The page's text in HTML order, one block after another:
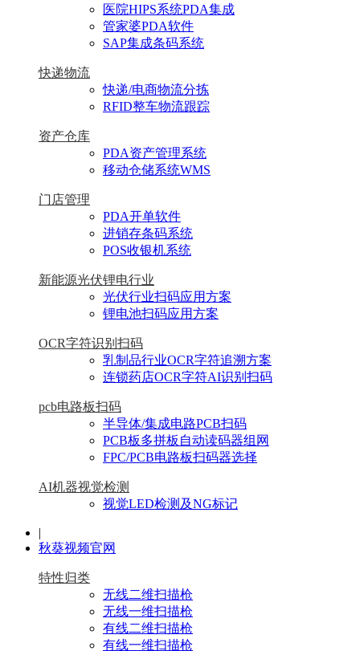
医院HIPS系统PDA集成
管家婆PDA软件
SAP集成条码系统
快递物流
快递/电商物流分拣
RFID整车物流跟踪
资产仓库
PDA资产管理系统
移动仓储系统WMS
门店管理
PDA开单软件
进销存条码系统
POS收银机系统
新能源光伏锂电行业
光伏行业扫码应用方案
锂电池扫码应用方案
OCR字符识别扫码
乳制品行业OCR字符追溯方案
连锁药店OCR字符AI识别扫码
pcb电路板扫码
半导体/集成电路PCB扫码
PCB板多拼板自动读码器组网
FPC/PCB电路板扫码器选择
AI机器视觉检测
视觉LED检测及NG标记
|
秋葵视频官网
特性归类
无线二维扫描枪
无线一维扫描枪
有线二维扫描枪
有线一维扫描枪